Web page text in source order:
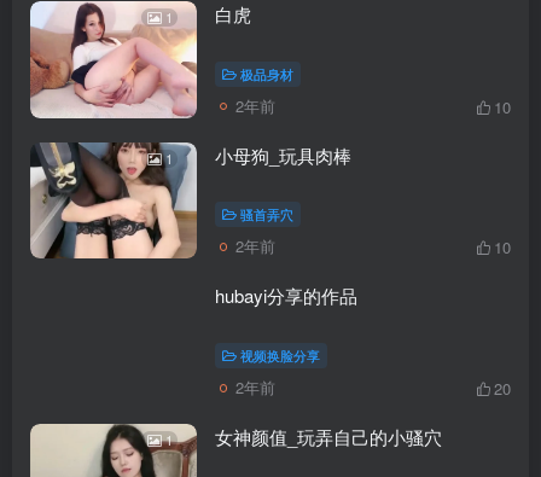
1 白虎
极品身材
2年前 10
1 小母狗_玩具肉棒
骚首弄穴
2年前 10
hubayi分享的作品
视频换脸分享
2年前 20
1 女神颜值_玩弄自己的小骚穴